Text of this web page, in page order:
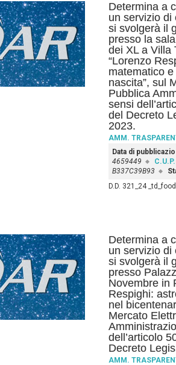
Determina a
un servizio di
si svolgerà il
presso la
dei XL a Villa
“Lorenzo
matematico
nascita”, sul
Pubblica
sensi
del Decreto
2023.
AMM.
Data di
4659449
C.U.P.
B337C39B93
D.D. 321_24
Determina a
un servizio di
si svolgerà il
presso
Novembre in
Respighi:
nel
Mercato
dell’articolo
Decreto
AMM.